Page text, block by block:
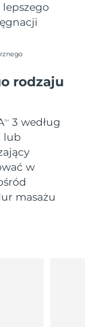
rodzaju
TM
3 według
lub
w
masażu